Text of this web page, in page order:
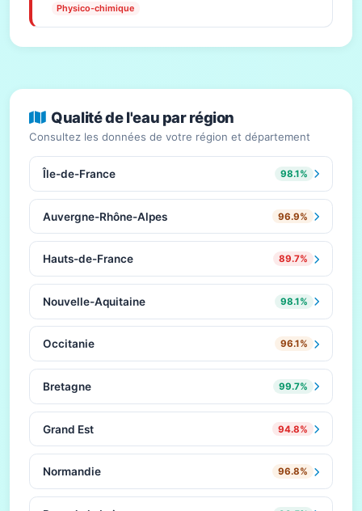
Physico-chimique
Qualité de l'eau par région
Consultez les données de votre région et département
Île-de-France 98.1%
Auvergne-Rhône-Alpes 96.9%
Hauts-de-France 89.7%
Nouvelle-Aquitaine 98.1%
Occitanie 96.1%
Bretagne 99.7%
Grand Est 94.8%
Normandie 96.8%